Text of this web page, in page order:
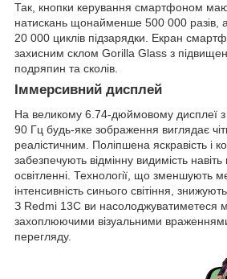
Так, кнопки керування смартфоном
натискань щонайменше 500 000 разів,
20 000 циклів підзарядки. Екран
захисним склом Gorilla Glass з
подряпин та сколів.
Іммерсивний дисплей
На великому 6.74-дюймовому дисплеї
90 Гц будь-яке зображення виглядає
реалістичним. Поліпшена яскравість і
забезпечують відмінну видимість
освітленні. Технології, що зменшують
інтенсивність синього світіння,
З Redmi 13C ви насолоджуватиметеся
захоплюючими візуальними
перегляду.